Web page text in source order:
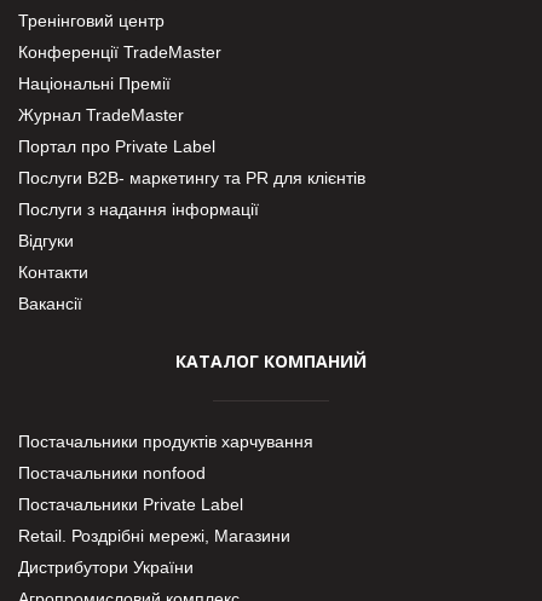
Тренінговий центр
Конференції TradeMaster
Національні Премії
Журнал TradeMaster
Портал про Private Label
Послуги В2В- маркетингу та PR для клієнтів
Послуги з надання інформації
Відгуки
Контакти
Вакансії
КАТАЛОГ КОМПАНИЙ
Постачальники продуктів харчування
Постачальники nonfood
Постачальники Private Label
Retail. Роздрібні мережі, Магазини
Дистрибутори України